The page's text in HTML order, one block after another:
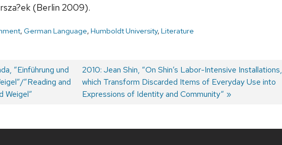
(Berlin 2009).
, German Language, Humboldt University, Literature
“Einführung und
”Reading and
Weigel”
Next
post:
2010: Jean Shin, “On Shin’s Labor-Intensive Installations,
which Transform Discarded Items of Everyday Use into
Expressions of Identity and Community”